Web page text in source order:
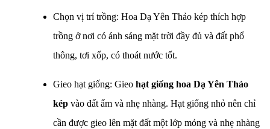
Chọn vị trí trồng: Hoa Dạ Yên Thảo kép thích hợp
trồng ở nơi có ánh sáng mặt trời đầy đủ và đất phổ
thông, tơi xốp, có thoát nước tốt.
Gieo hạt giống: Gieo hạt giống hoa Dạ Yên Thảo
kép vào đất ẩm và nhẹ nhàng. Hạt giống nhỏ nên chỉ
cần được gieo lên mặt đất một lớp mỏng và nhẹ nhàng